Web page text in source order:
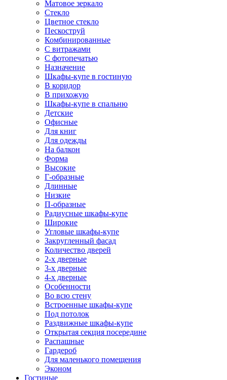
Матовое зеркало
Стекло
Цветное стекло
Пескоструй
Комбинированные
С витражами
С фотопечатью
Назначение
Шкафы-купе в гостиную
В коридор
В прихожую
Шкафы-купе в спальню
Детские
Офисные
Для книг
Для одежды
На балкон
Форма
Высокие
Г-образные
Длинные
Низкие
П-образные
Радиусные шкафы-купе
Широкие
Угловые шкафы-купе
Закругленный фасад
Количество дверей
2-х дверные
3-х дверные
4-х дверные
Особенности
Во всю стену
Встроенные шкафы-купе
Под потолок
Раздвижные шкафы-купе
Открытая секция посередине
Распашные
Гардероб
Для маленького помещения
Эконом
Гостиные